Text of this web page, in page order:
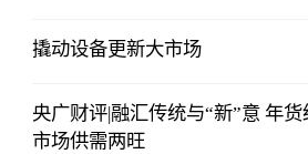
撬动设备更新大市场
央广财评|融汇传统与“新”意 年
市场供需两旺